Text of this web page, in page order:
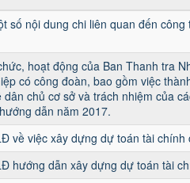
số nội dung chi liên quan đến
hoạt động của Ban Thanh tra
có công đoàn, bao gồm việc
chủ cơ sở và trách nhiệm của
dẫn năm 2017.
về việc xây dựng dự toán tài
hướng dẫn xây dựng dự toán tài